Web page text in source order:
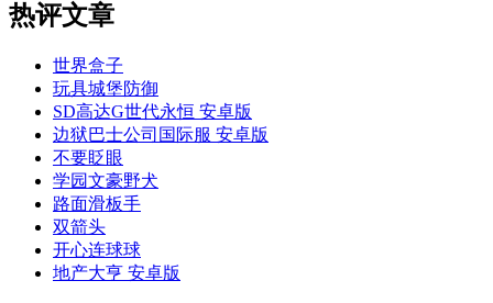
热评文章
世界盒子
玩具城堡防御
SD高达G世代永恒 安卓版
边狱巴士公司国际服 安卓版
不要眨眼
学园文豪野犬
路面滑板手
双箭头
开心连球球
地产大亨 安卓版